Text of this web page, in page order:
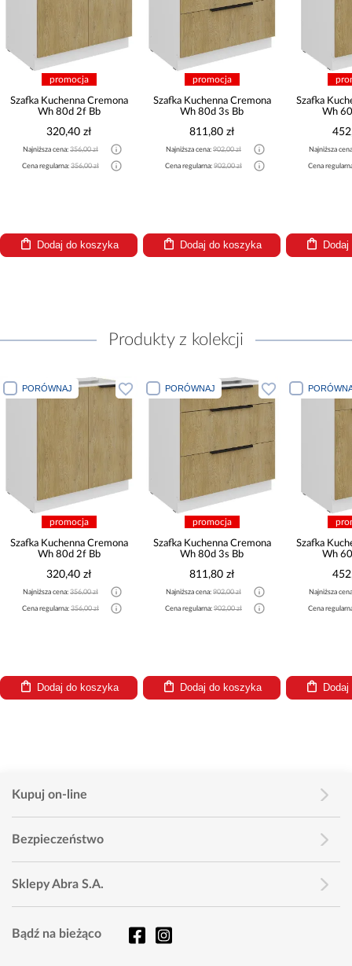
promocja
Szafka Kuchenna Cremona
Wh 80d 2f Bb
320,40 zł
Najniższa cena: 356,00 zł
Cena regularna: 356,00 zł
Dodaj do koszyka
promocja
Szafka Kuchenna Cremona
Wh 80d 3s Bb
811,80 zł
Najniższa cena: 902,00 zł
Cena regularna: 902,00 zł
Dodaj do koszyka
Szafka
Wh
Najniższa
Cena
Produkty z kolekcji
PORÓWNAJ
promocja
Szafka Kuchenna Cremona
Wh 80d 2f Bb
320,40 zł
Najniższa cena: 356,00 zł
Cena regularna: 356,00 zł
Dodaj do koszyka
PORÓWNAJ
promocja
Szafka Kuchenna Cremona
Wh 80d 3s Bb
811,80 zł
Najniższa cena: 902,00 zł
Cena regularna: 902,00 zł
Dodaj do koszyka
Szafka
Wh
Najniższa
Cena
Kupuj on-line
Bezpieczeństwo
Sklepy Abra S.A.
Bądź na bieżąco